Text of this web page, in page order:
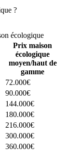
?
écologique
Prix maison
écologique
moyen/haut de
gamme
72.000€
90.000€
144.000€
180.000€
216.000€
300.000€
360.000€